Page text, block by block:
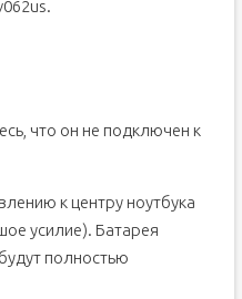
что он не подключен к
к центру ноутбука
усилие). Батарея
полностью